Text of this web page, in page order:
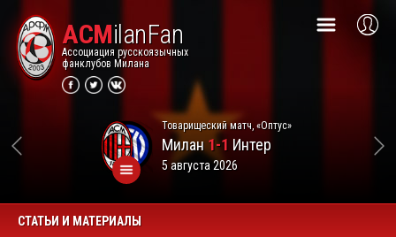
ACMilanFan
Ассоциация русскоязычных
фанклубов Милана
Товарищеский матч, «Оптус»
Милан1-1 Интер
5 августа 2026
СТАТЬИ И МАТЕРИАЛЫ